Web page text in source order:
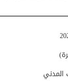
المدني